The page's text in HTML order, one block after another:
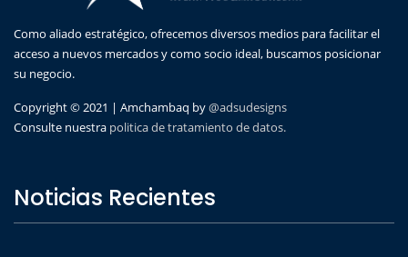
Como aliado estratégico, ofrecemos diversos medios para facilitar el
acceso a nuevos mercados y como socio ideal, buscamos posicionar
su negocio.
Copyright © 2021 | Amchambaq by@adsudesigns
Consulte nuestra politica de tratamiento de datos.
Noticias Recientes